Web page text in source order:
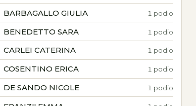
BARBAGALLO GIULIA 1 podio
BENEDETTO SARA 1 podio
CARLEI CATERINA 1 podio
COSENTINO ERICA 1 podio
DE SANDO NICOLE 1 podio